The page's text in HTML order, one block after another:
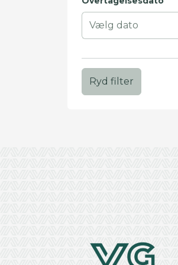
Ryd filter